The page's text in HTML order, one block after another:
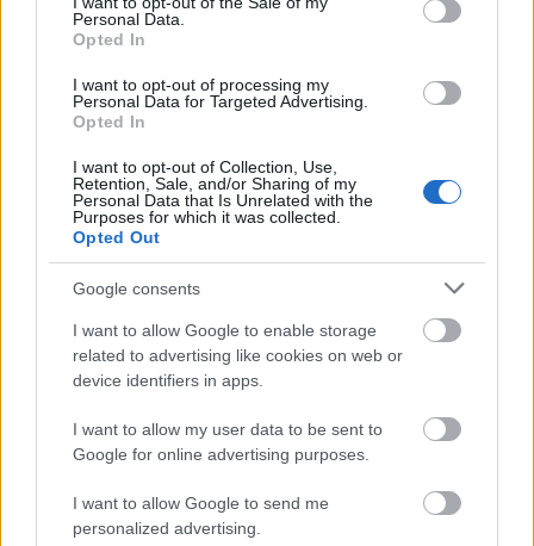
Personal Data.
Opted In
I want to opt-out of processing my
Personal Data for Targeted Advertising.
Opted In
I want to opt-out of Collection, Use,
Retention, Sale, and/or Sharing of my
Personal Data that Is Unrelated with the
Purposes for which it was collected.
Opted Out
Google consents
I want to allow Google to enable storage
related to advertising like cookies on web or
device identifiers in apps.
I want to allow my user data to be sent to
Google for online advertising purposes.
I want to allow Google to send me
personalized advertising.
FORMULA 1 05/08/2026 - 10:00
Σαν Σήμερα: Η πρώτη νίκη του Χάμιλτον στην
Ουγγαρία (vid)
FORMULA 1 04/08/2026 - 21:30
Όταν ο Ντόναλντ Τραμπ ήθελε να κάνει αγώνα
F1 στο Νιου Τζέρσεϊ